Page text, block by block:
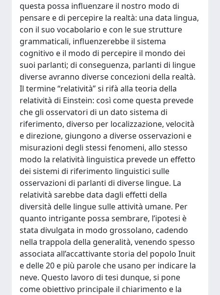
questa possa influenzare il nostro modo di
pensare e di percepire la realtà: una data lingua,
con il suo vocabolario e con le sue strutture
grammaticali, influenzerebbe il sistema
cognitivo e il modo di percepire il mondo dei
suoi parlanti; di conseguenza, parlanti di lingue
diverse avranno diverse concezioni della realtà.
Il termine “relatività” si rifà alla teoria della
relatività di Einstein: così come questa prevede
che gli osservatori di un dato sistema di
riferimento, diverso per localizzazione, velocità
e direzione, giungono a diverse osservazioni e
misurazioni degli stessi fenomeni, allo stesso
modo la relatività linguistica prevede un effetto
dei sistemi di riferimento linguistici sulle
osservazioni di parlanti di diverse lingue. La
relatività sarebbe data dagli effetti della
diversità delle lingue sulle attività umane. Per
quanto intrigante possa sembrare, l’ipotesi è
stata divulgata in modo grossolano, cadendo
nella trappola della generalità, venendo spesso
associata all’accattivante storia del popolo Inuit
e delle 20 e più parole che usano per indicare la
neve. Questo lavoro di tesi dunque, si pone
come obiettivo principale il chiarimento e la